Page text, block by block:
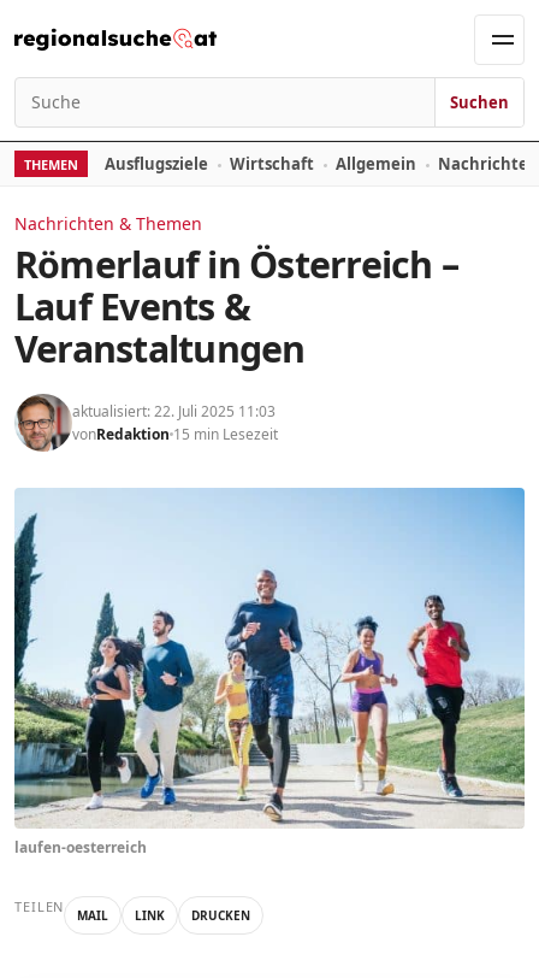
Suchen nach:
Suchen
THEMEN Ausflugsziele Wirtschaft Allgemein
Nachrichten & Themen
Römerlauf in Österreich –
Lauf Events &
Veranstaltungen
aktualisiert: 22. Juli 2025 11:03
vonRedaktion 15 min Lesezeit
laufen-oesterreich
TEILEN MAIL LINK DRUCKEN